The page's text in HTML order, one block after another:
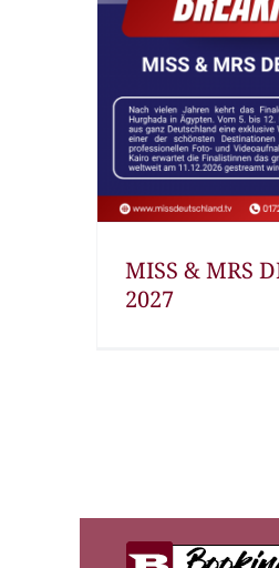
MISS & MRS
2027